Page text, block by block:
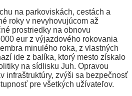
na parkoviskách, cestách a
roky v nevyhovujúcom až
prostriedky na obnovu
eur z výjazdového rokovania
minulého roka, z vlastných
ide z balíka, ktorý mesto získalo
na sídlisku Juh. Opravou
infraštruktúry, zvýši sa bezpečnosť
pre všetkých užívateľov.